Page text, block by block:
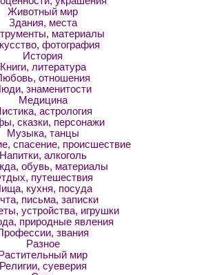
Животный мир
Здания, места
материалы
фотография
История
Книги, литература
отношения
знаменитости
Медицина
астрология
сказки, персонажи
Музыка, танцы
спасение, происшествие
Напитки, алкоголь
обувь, материалы
путешествия
кухня, посуда
письма, записки
устройства, игрушки
природные явления
звания
Разное
Растительный мир
Религии, суеверия